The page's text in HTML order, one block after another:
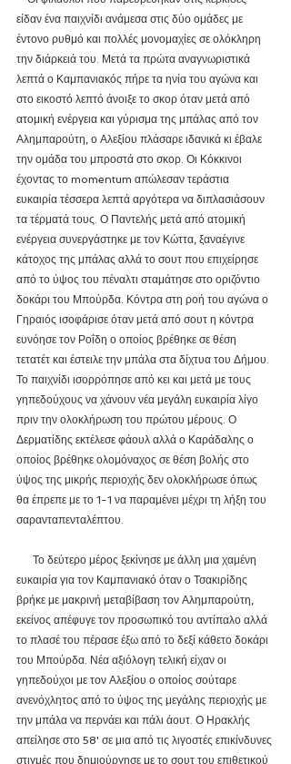
είδαν ένα παιχνίδι ανάμεσα στις δύο ομάδες με
έντονο ρυθμό και πολλές μονομαχίες σε ολόκληρη
την διάρκειά του. Μετά τα πρώτα αναγνωριστικά
λεπτά ο Καμπανιακός πήρε τα ηνία του αγώνα και
στο εικοστό λεπτό άνοιξε το σκορ όταν μετά από
ατομική ενέργεια και γύρισμα της μπάλας από τον
Αλημπαρούτη, ο Αλεξίου πλάσαρε ιδανικά κι έβαλε
την ομάδα του μπροστά στο σκορ. Οι Κόκκινοι
έχοντας το momentum απώλεσαν τεράστια
ευκαιρία τέσσερα λεπτά αργότερα να διπλασιάσουν
τα τέρματά τους. Ο Παντελής μετά από ατομική
ενέργεια συνεργάστηκε με τον Κώττα, ξαναέγινε
κάτοχος της μπάλας αλλά το σουτ που επιχείρησε
από το ύψος του πέναλτι σταμάτησε στο οριζόντιο
δοκάρι του Μπούρδα. Κόντρα στη ροή του αγώνα ο
Γηραιός ισοφάρισε όταν μετά από σουτ η κόντρα
ευνόησε τον Ροΐδη ο οποίος βρέθηκε σε θέση
τετατέτ και έστειλε την μπάλα στα δίχτυα του Δήμου.
Το παιχνίδι ισορρόπησε από κει και μετά με τους
γηπεδούχους να χάνουν νέα μεγάλη ευκαιρία λίγο
πριν την ολοκλήρωση του πρώτου μέρους. Ο
Δερματίδης εκτέλεσε φάουλ αλλά ο Καράδαλης ο
οποίος βρέθηκε ολομόναχος σε θέση βολής στο
ύψος της μικρής περιοχής δεν ολοκλήρωσε όπως
θα έπρεπε με το 1-1 να παραμένει μέχρι τη λήξη του
σαρανταπενταλέπτου.
ευκαιρία για τον Καμπανιακό όταν ο Τσακιρίδης
βρήκε με μακρινή μεταβίβαση τον Αλημπαρούτη,
εκείνος απέφυγε τον προσωπικό του αντίπαλο αλλά
το πλασέ του πέρασε έξω από το δεξί κάθετο δοκάρι
του Μπούρδα. Νέα αξιόλογη τελική είχαν οι
γηπεδούχοι με τον Αλεξίου ο οποίος σούταρε
ανενόχλητος από το ύψος της μεγάλης περιοχής με
την μπάλα να περνάει και πάλι άουτ. Ο Ηρακλής
απείλησε στο 58' σε μια από τις λιγοστές επικίνδυνες
στιγμές που δημιούργησε με το σουτ του επιθετικού